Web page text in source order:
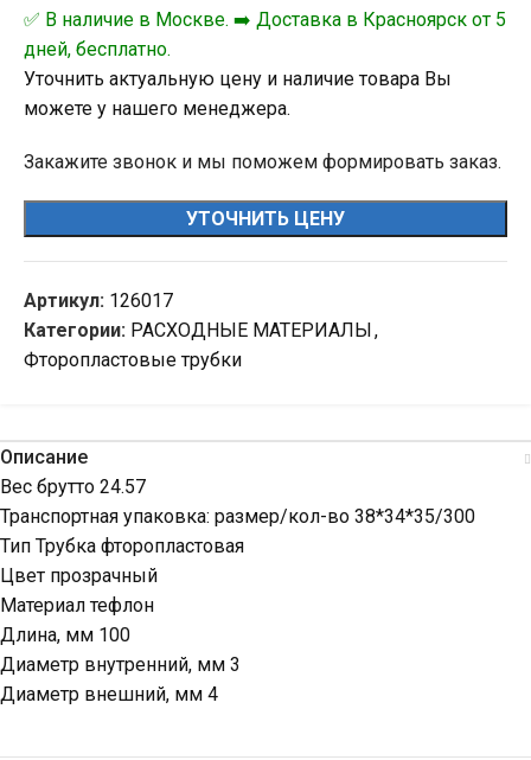
✅ В наличие в Москве. ➡️ Доставка в Красноярск от 5
дней, бесплатно.
Уточнить актуальную цену и наличие товара Вы
можете у нашего менеджера.
Закажите звонок и мы поможем формировать заказ.
УТОЧНИТЬ ЦЕНУ
Артикул: 126017
Категории: РАСХОДНЫЕ МАТЕРИАЛЫ,
Фторопластовые трубки
Описание
Вес брутто 24.57
Транспортная упаковка: размер/кол-во 38*34*35/300
Тип Трубка фторопластовая
Цвет прозрачный
Материал тефлон
Длина, мм 100
Диаметр внутренний, мм 3
Диаметр внешний, мм 4